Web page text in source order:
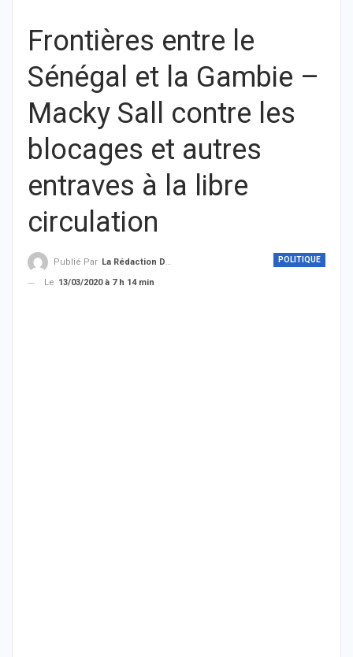
Frontières entre le
Sénégal et la Gambie –
Macky Sall contre les
blocages et autres
entraves à la libre
circulation
POLITIQUE
Publié Par La Rédaction De THIEYSENEGAL.com
Le 13/03/2020 à 7 h 14 min